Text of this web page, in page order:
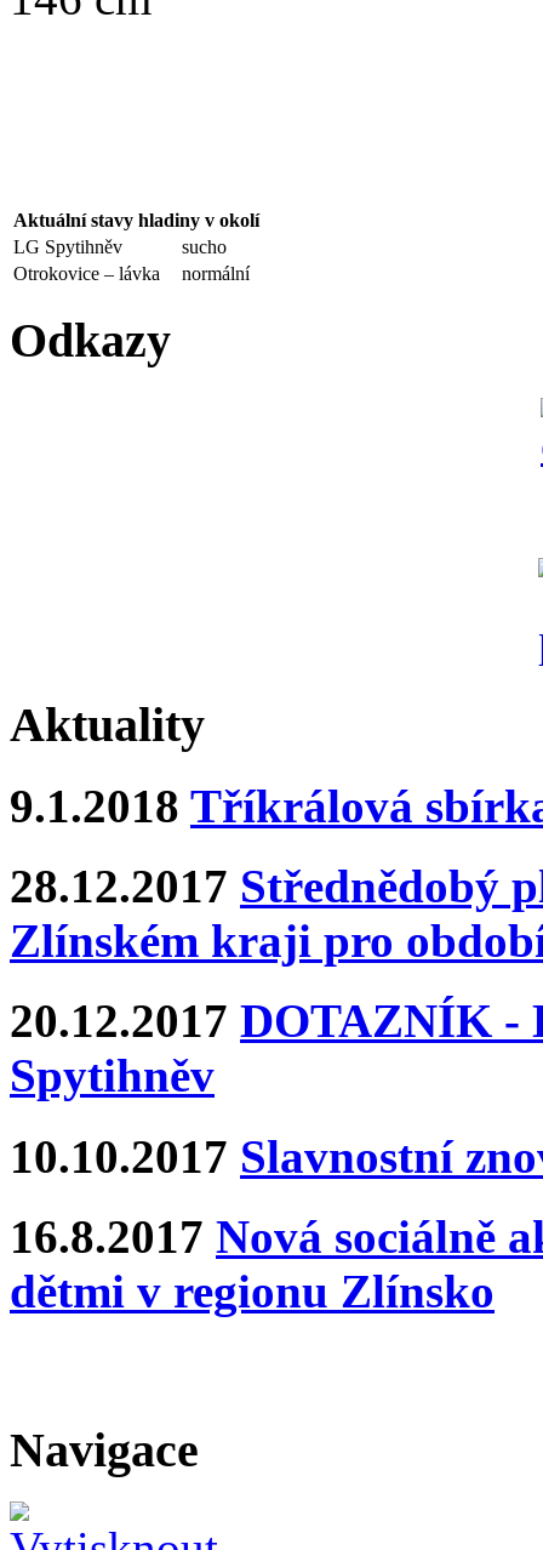
Aktuální stavy hladiny v okolí
LG Spytihněv
sucho
Otrokovice – lávka
normální
Odkazy
Aktuality
9.1.2018 Tříkrálová
28.12.2017 Střednědobý
Zlínském kraji pro
20.12.2017 DOTAZNÍK -
Spytihněv
10.10.2017 Slavnostní
16.8.2017 Nová sociálně
dětmi v regionu Zlínsko
Navigace